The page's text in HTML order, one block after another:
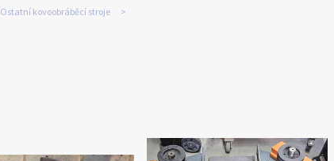
Ostatní kovoobráběcí stroje